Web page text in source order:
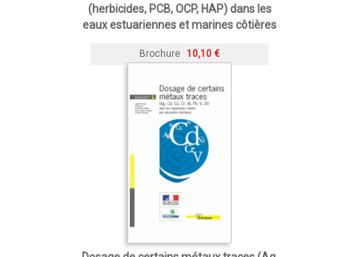
(herbicides, PCB, OCP, HAP) dans les
eaux estuariennes et marines côtières
Brochure 10,10 €